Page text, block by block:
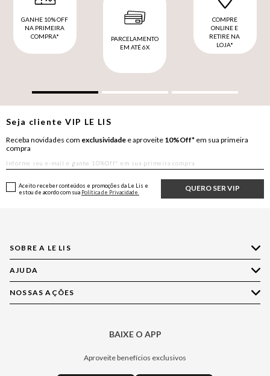
GANHE 10% OFF
NA PRIMEIRA
COMPRA*
PARCELAMENTO
EM ATÉ 6X
COMPRE
ONLINE E
RETIRE NA
LOJA*
Seja clienteVIP LE LIS
Receba novidades com exclusividade e aproveite 10%Off* em sua primeira
compra
QUERO SER VIP
Aceito receber conteúdos e promoções da Le Lis e
estou de acordo com sua Política de Privacidade.
SOBRE A LE LIS
Quem Somos
Nossas Lojas
Política de Privacidade
AJUDA
Compre pelo WhatsApp
Central de Relacionamento
NOSSAS AÇÕES
BAIXE O APP
Aproveite benefícios exclusivos